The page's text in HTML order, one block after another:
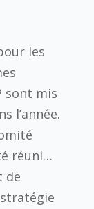
les
sont mis
l’année.
réuni…
de